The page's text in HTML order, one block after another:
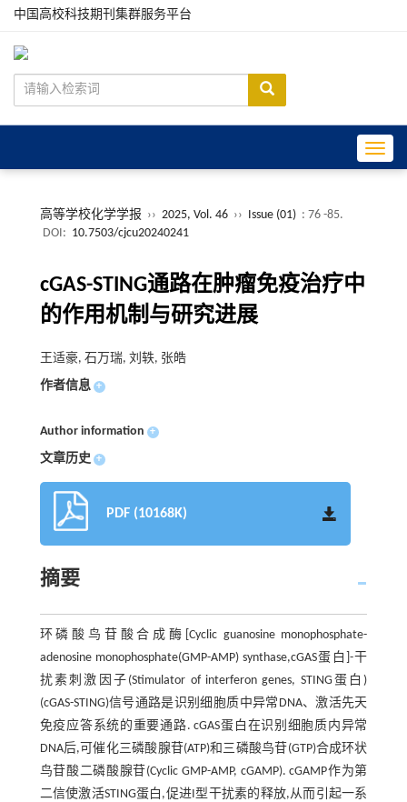
中国高校科技期刊集群服务平台
高等学校化学学报 ›› 2025, Vol. 46 ›› Issue (01) : 76 -85.
DOI: 10.7503/cjcu20240241
cGAS-STING通路在肿瘤免疫治疗中
的作用机制与研究进展
王适豪, 石万瑞, 刘轶, 张皓
作者信息 +
Author information +
文章历史 +
PDF (10168K)
摘要
环磷酸鸟苷酸合成酶[Cyclic guanosine monophosphate-
adenosine monophosphate(GMP-AMP) synthase,cGAS蛋白]-干
扰素刺激因子(Stimulator of interferon genes, STING蛋白)
(cGAS-STING)信号通路是识别细胞质中异常DNA、激活先天
免疫应答系统的重要通路. cGAS蛋白在识别细胞质内异常
DNA后,可催化三磷酸腺苷(ATP)和三磷酸鸟苷(GTP)合成环状
鸟苷酸二磷酸腺苷(Cyclic GMP-AMP, cGAMP). cGAMP作为第
二信使激活STING蛋白,促进I型干扰素的释放,从而引起一系